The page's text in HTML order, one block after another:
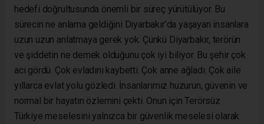
hedefi doğrultusunda önemli bir süreç yürütülüyor. Bu
sürecin ne anlama geldiğini Diyarbakır’da yaşayan insanlara
uzun uzun anlatmaya gerek yok. Çünkü Diyarbakır, terörün
ve şiddetin ne demek olduğunu çok iyi biliyor. Bu şehir çok
acı gördü. Çok evladını kaybetti. Çok anne ağladı. Çok aile
yıllarca evlat yolu gözledi. İnsanlarımız huzurun, güvenin ve
normal bir hayatın özlemini çekti. Onun için Terörsüz
Türkiye meselesini yalnızca bir güvenlik meselesi olarak